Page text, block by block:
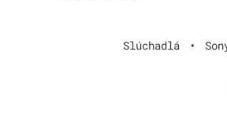
Slúchadlá •